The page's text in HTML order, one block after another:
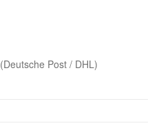
(Deutsche Post / DHL)